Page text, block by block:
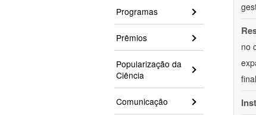
Programas
Prêmios
Popularização da
Ciência
Comunicação
no